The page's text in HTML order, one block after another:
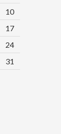
10
17
24
31